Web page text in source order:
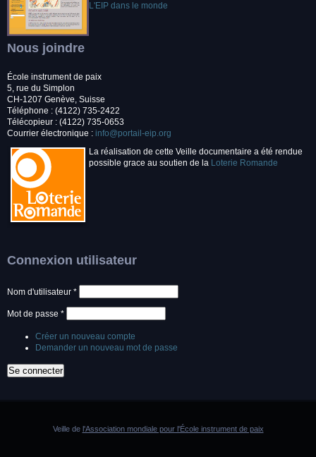
L'EIP dans le monde
Nous joindre
École instrument de paix
5, rue du Simplon
CH-1207 Genève, Suisse
Téléphone : (4122) 735-2422
Télécopieur : (4122) 735-0653
Courrier électronique : info@portail-eip.org
La réalisation de cette Veille documentaire a été rendue
possible grace au soutien de la Loterie Romande
Connexion utilisateur
Nom d'utilisateur *
Mot de passe *
Créer un nouveau compte
Demander un nouveau mot de passe
Veille de l'Association mondiale pour l'École instrument de paix